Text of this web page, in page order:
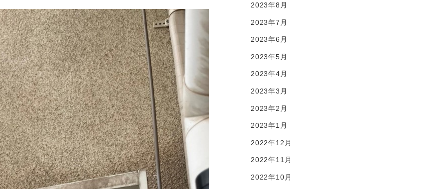
2023年8月
2023年7月
2023年6月
2023年5月
2023年4月
2023年3月
2023年2月
2023年1月
2022年12月
2022年11月
2022年10月